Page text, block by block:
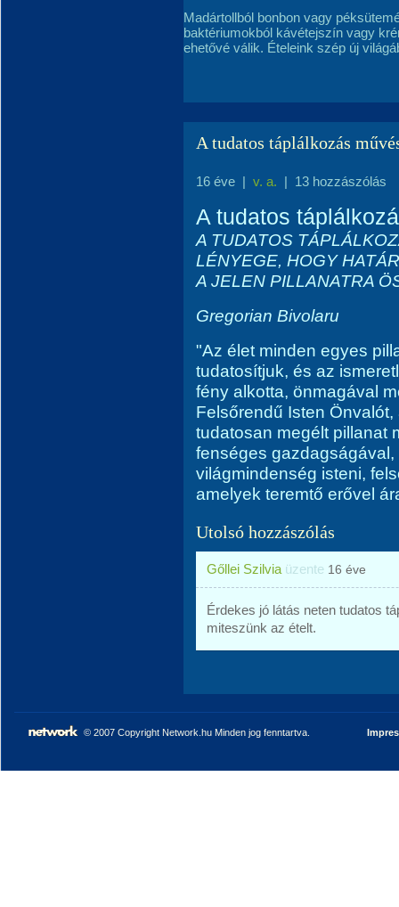
Madártollból bonbon vagy
baktériumokból kávétejszín vagy
ehetővé válik. Ételeink szép új
A tudatos táplálkozás
16 éve | v. a. | 13 hozzászólás
A tudatos
A TUDATOS
LÉNYEGE, HOGY
A JELEN PILLANATRA
Gregorian Bivolaru
"Az élet minden egyes
tudatosítjuk, és az
fény alkotta, önmagával
Felsőrendű Isten
tudatosan megélt pillanat
fenséges
világmindenség isteni,
amelyek teremtő erővel
Utolsó hozzászólás
Gőllei Szilvia üzente 16 éve
Érdekes jó látás neten tudatos
miteszünk az ételt.
© 2007 Copyright Network.hu Minden jog fenntartva.